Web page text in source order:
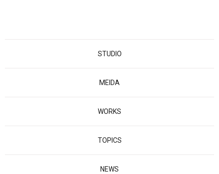
STUDIO
MEIDA
WORKS
TOPICS
NEWS